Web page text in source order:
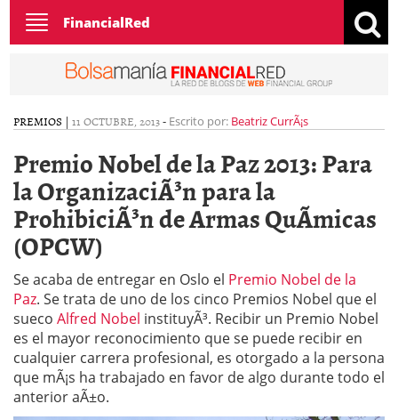
Toggle
navigation
FinancialRed
PREMIOS | 11 OCTUBRE, 2013- Escrito por: Beatriz CurrÃ¡s
Premio Nobel de la Paz 2013: Para
la OrganizaciÃ³n para la
ProhibiciÃ³n de Armas QuÃ­micas
(OPCW)
Se acaba de entregar en Oslo el Premio Nobel de la
Paz. Se trata de uno de los cinco Premios Nobel que el
sueco Alfred Nobel instituyÃ³. Recibir un Premio Nobel
es el mayor reconocimiento que se puede recibir en
cualquier carrera profesional, es otorgado a la persona
que mÃ¡s ha trabajado en favor de algo durante todo el
anterior aÃ±o.